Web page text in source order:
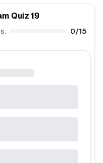
Quiz 19
0/15